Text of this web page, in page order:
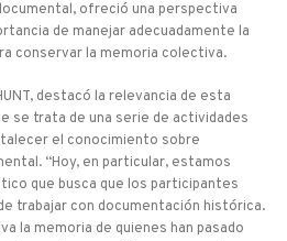
ofreció una perspectiva
de manejar adecuadamente la
conservar la memoria colectiva.
destacó la relevancia de esta
se trata de una serie de actividades
el conocimiento sobre
“Hoy, en particular, estamos
que busca que los participantes
trabajar con documentación histórica.
la memoria de quienes han pasado